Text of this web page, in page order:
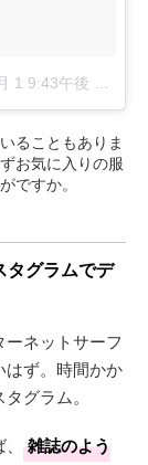
9:43午後 PDT
ることもありま
お気に入りの服
ですか。
タグラムでデ
ネットサーフ
はず。時間かか
グラム。
雑誌のよう